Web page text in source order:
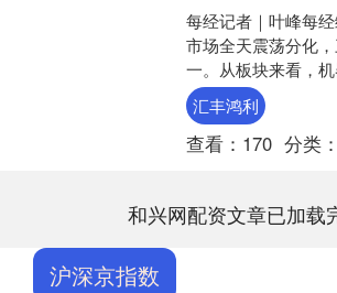
每经记者｜叶峰每
市场全天震荡分化
一。从板块来看，
固态电池板块震荡拉
动上涨。下跌方面，
汇丰鸿利
查看： 170 分类：
和兴网配资文章已加载
沪深京指数